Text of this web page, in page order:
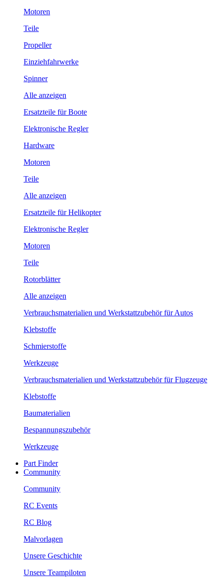
Motoren
Teile
Propeller
Einziehfahrwerke
Spinner
Alle anzeigen
Ersatzteile für Boote
Elektronische Regler
Hardware
Motoren
Teile
Alle anzeigen
Ersatzteile für Helikopter
Elektronische Regler
Motoren
Teile
Rotorblätter
Alle anzeigen
Verbrauchsmaterialien und Werkstattzubehör für Autos
Klebstoffe
Schmierstoffe
Werkzeuge
Verbrauchsmaterialien und Werkstattzubehör für Flugzeuge
Klebstoffe
Baumaterialien
Bespannungszubehör
Werkzeuge
Part Finder
Community
Community
RC Events
RC Blog
Malvorlagen
Unsere Geschichte
Unsere Teampiloten